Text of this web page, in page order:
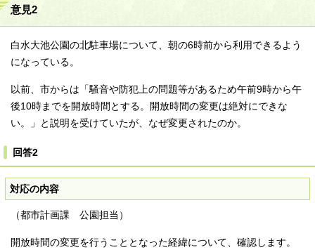
意見2
白水大池公園の北駐車場について、朝の6時前から利用できるよう
になっている。
以前、市からは「騒音や防犯上の問題等があるため午前9時から午
後10時までを開放時間とする。開放時間の変更は絶対にできな
い。」と説明を受けていたが、なぜ変更されたのか。
回答2
対応の内容
（都市計画課 公園担当）
開放時間の変更を行うこととなった経緯について、確認します。